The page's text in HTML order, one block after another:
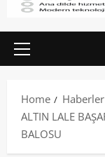
Home
Haberler
ALTIN LALE
BALOSU